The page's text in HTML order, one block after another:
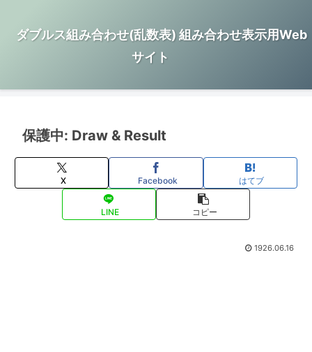
ダブルス組み合わせ(乱数表) 組み合わせ表示用Web
サイト
保護中: Draw & Result
X Facebook はてブ
LINE コピー
1926.06.16